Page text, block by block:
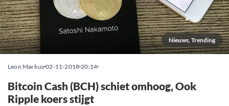
Nieuws, Trending
Leon Markus 02-11-2018 20:14
Bitcoin Cash (BCH) schiet omhoog, Ook
Ripple koers stijgt